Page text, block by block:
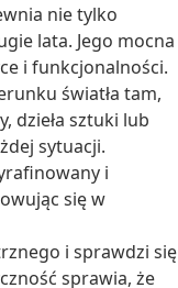
nie tylko
lata. Jego mocna
i funkcjonalności.
światła tam,
dzieła sztuki lub
sytuacji.
i
się w
i sprawdzi się
sprawia, że